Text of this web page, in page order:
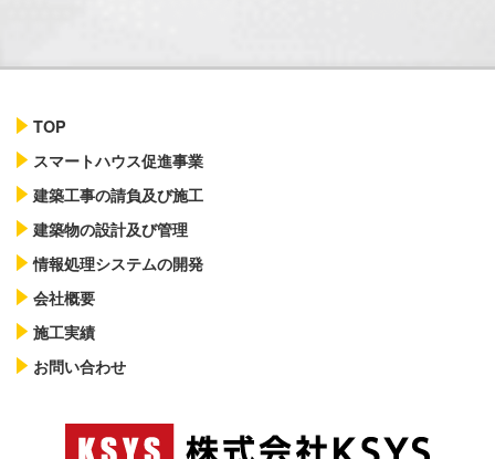
TOP
スマートハウス促進事業
建築工事の請負及び施工
建築物の設計及び管理
情報処理システムの開発
会社概要
施工実績
お問い合わせ